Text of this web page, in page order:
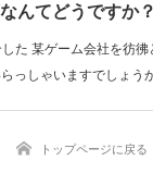
んてどうですか
た 某ゲーム会社を彷
っしゃいますでしょ
トップページに戻る